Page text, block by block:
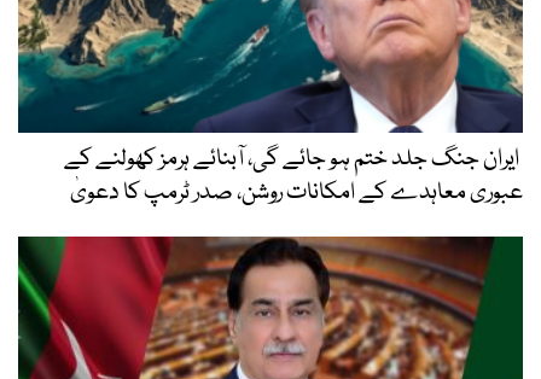
ایران جنگ جلد ختم ہو جائے گی، آبنائے ہرمز کھولنے کے
عبوری معاہدے کے امکانات روشن، صدر ٹرمپ کا دعویٰ